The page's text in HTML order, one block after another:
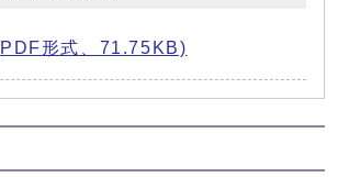
形式、71.75KB)